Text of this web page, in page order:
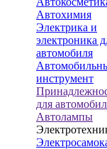
Автохимия
Электрика и
электроника
автомобиля
инструмент
для
Автолампы